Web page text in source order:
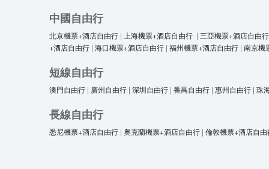
中國自由行
北京機票+酒店自由行 | 上海機票+酒店自由行 | 三亞機票+酒店自由行
+酒店自由行 | 海口機票+酒店自由行 | 福州機票+酒店自由行 | 南京機
短線自由行
澳門自由行 | 廣州自由行 | 深圳自由行 | 番禺自由行 | 惠州自由行 | 珠
長線自由行
悉尼機票+酒店自由行 | 奧克蘭機票+酒店自由行 | 倫敦機票+酒店自由